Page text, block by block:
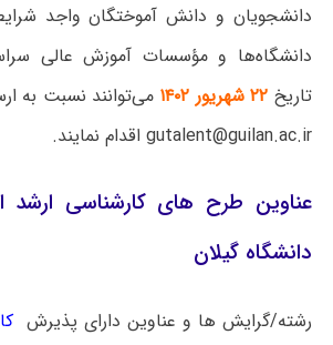
دانشجویان و دانش آموختگان واجد
دانشگاه‌ها و مؤسسات آموزش عالی
تاریخ ۲۲ شهریور ۱۴۰۲
می‌توانند نسبت به
gutalent@guilan.ac.ir اقدام نمایند.
دانشگاه گیلان
رشته/گرایش ها و عناوین دارای پذیرش